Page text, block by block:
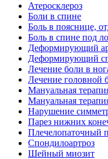
Атеросклероз
Боли в спине
Боль в пояснице,
Боль в спине под
Деформирующий
Деформирующий
Лечение боли в
Лечение головной
Мануальная
Мануальная
Нарушение
Парез нижних
Плечелопаточный
Спондилоартроз
Шейный миозит